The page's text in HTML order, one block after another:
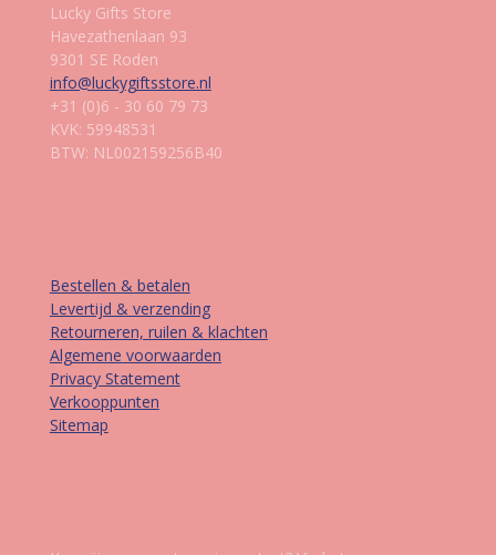
Lucky Gifts Store
Havezathenlaan 93
9301 SE Roden
info@luckygiftsstore.nl
+31 (0)6 - 30 60 79 73
KVK: 59948531
BTW: NL002159256B40
Bestellen & betalen
Levertijd & verzending
Retourneren, ruilen & klachten
Algemene voorwaarden
Privacy Statement
Verkooppunten
Sitemap